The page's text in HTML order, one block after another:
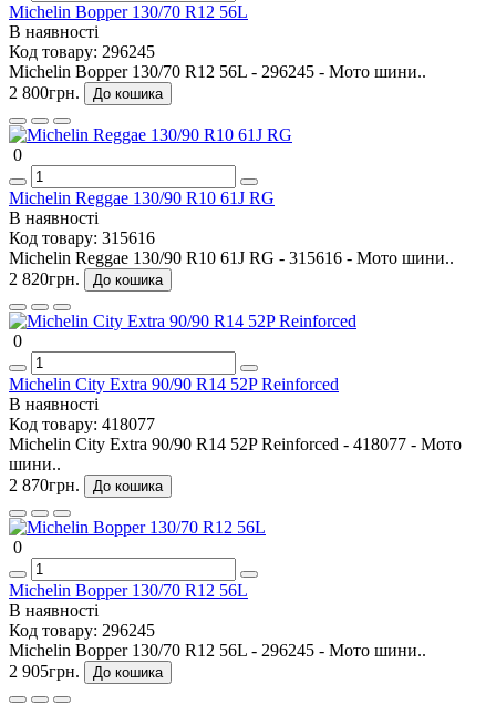
Michelin Bopper 130/70 R12 56L
В наявності
Код товару: 296245
Michelin Bopper 130/70 R12 56L - 296245 - Мото шини..
2 800грн.
До кошика
0
Michelin Reggae 130/90 R10 61J RG
В наявності
Код товару: 315616
Michelin Reggae 130/90 R10 61J RG - 315616 - Мото шини..
2 820грн.
До кошика
0
Michelin City Extra 90/90 R14 52P Reinforced
В наявності
Код товару: 418077
Michelin City Extra 90/90 R14 52P Reinforced - 418077 - Мото
шини..
2 870грн.
До кошика
0
Michelin Bopper 130/70 R12 56L
В наявності
Код товару: 296245
Michelin Bopper 130/70 R12 56L - 296245 - Мото шини..
2 905грн.
До кошика